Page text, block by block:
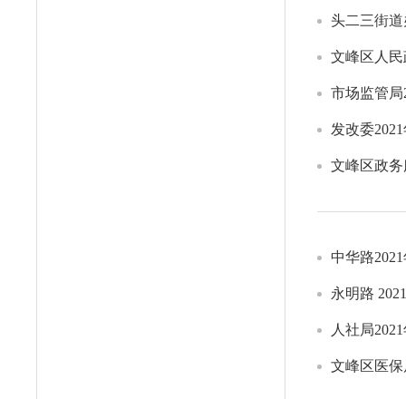
头二三街
文峰区人
市场监管
发改委
文峰区政
中华路
永明路
人社局
文峰区医